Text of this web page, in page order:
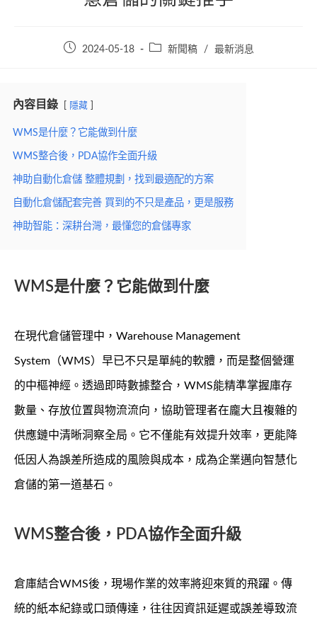
Post
2024-05-18
Post 新聞稿 / 最新消息
內容目錄 隱藏
WMS是什麼？它能做到什麼
WMS整合後，PDA協作全面升級
神助自動化倉儲 整體規劃，找到最適配的方案
自動化倉儲配套完善 買到的不只是產品，更是服務
神助智能：深耕台灣，最懂您的倉儲專家
WMS是什麼？它能做到什麼
在現代倉儲管理中，Warehouse Management
System（WMS）早已不只是單純的軟體，而是整個營運
的中樞神經。透過即時數據整合，WMS能精準掌握庫存
數量、存放位置與物流流向，協助管理者在龐大且複雜的
供應鏈中清晰洞察全局。它不僅能有效提升效率，更能降
低因人為誤差所造成的風險與成本，成為企業邁向智慧化
倉儲的第一道基石。
WMS整合後，PDA協作全面升級
倉庫結合WMS後，現場作業的效率將迎來質的飛躍。傳
統的紙本紀錄或口頭傳達，往往因資訊延遲或誤差導致流